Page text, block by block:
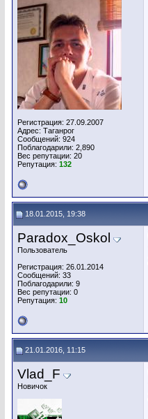
Регистрация: 27.09.2007
Адрес: Таганрог
Сообщений: 924
Поблагодарили: 2,890
Вес репутации: 20
Репутация: 132
18.01.2015, 19:38
Paradox_Oskol
Пользователь
Регистрация: 26.01.2014
Сообщений: 33
Поблагодарили: 9
Вес репутации: 0
Репутация: 10
21.01.2016, 11:15
Vlad_F
Новичок